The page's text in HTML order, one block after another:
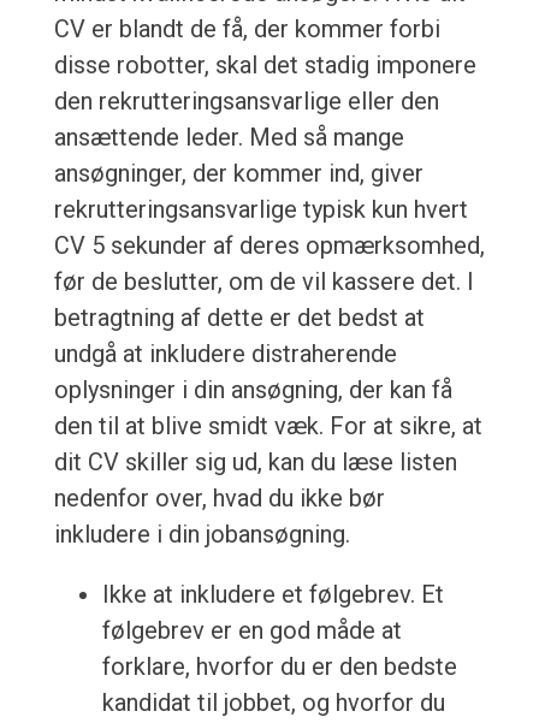
CV er blandt de få, der kommer forbi
disse robotter, skal det stadig imponere
den rekrutteringsansvarlige eller den
ansættende leder. Med så mange
ansøgninger, der kommer ind, giver
rekrutteringsansvarlige typisk kun hvert
CV 5 sekunder af deres opmærksomhed,
før de beslutter, om de vil kassere det. I
betragtning af dette er det bedst at
undgå at inkludere distraherende
oplysninger i din ansøgning, der kan få
den til at blive smidt væk. For at sikre, at
dit CV skiller sig ud, kan du læse listen
nedenfor over, hvad du ikke bør
inkludere i din jobansøgning.
Ikke at inkludere et følgebrev. Et
følgebrev er en god måde at
forklare, hvorfor du er den bedste
kandidat til jobbet, og hvorfor du